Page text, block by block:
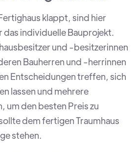
klappt, sind hier
individuelle Bauprojekt.
und -besitzerinnen
Bauherren und -herrinnen
Entscheidungen treffen, sich
lassen und mehrere
um den besten Preis zu
dem fertigen Traumhaus
stehen.